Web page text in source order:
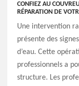
CONFIEZ AU
RÉPARATION DE
Une intervention
présente des
d’eau. Cette
professionnels a
structure. Les